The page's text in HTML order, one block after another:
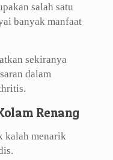
salah satu
banyak manfaat
sekiranya
dalam
Renang
kalah menarik